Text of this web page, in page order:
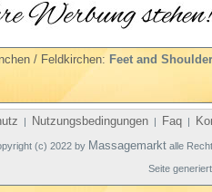
/ Feldkirchen: Feet and Shoulder
| Nutzungsbedingungen | Faq |
(c) 2022 by Massagemarktalle
Seite